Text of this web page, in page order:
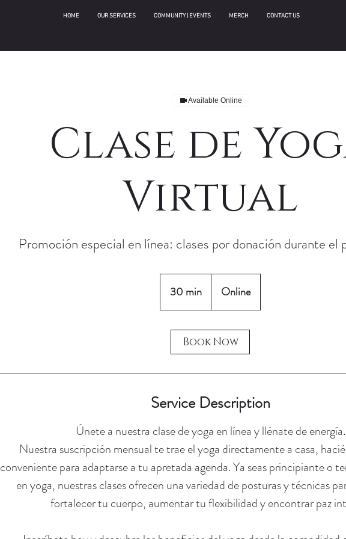
HOME OUR SERVICES COMMUNITY | EVENTS MERCH CONTACT US
Available Online
Clase de
Virtual
Promoción especial en línea: clases por donación durante el
30 min
0
i
n
Online
Book Now
Service Description
Únete a nuestra clase de yoga en línea y llénate de energía.
Nuestra suscripción mensual te trae el yoga directamente a casa,
conveniente para adaptarse a tu apretada agenda. Ya seas principiante o
en yoga, nuestras clases ofrecen una variedad de posturas y técnicas
fortalecer tu cuerpo, aumentar tu flexibilidad y encontrar paz